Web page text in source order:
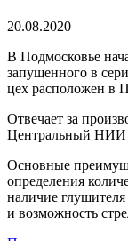
20.08.2020
В Подмосковье
запущенного в
цех расположен в
Отвечает за
Центральный НИИ
Основные
определения
наличие
и возможность